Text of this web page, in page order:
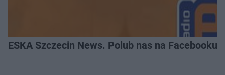
ESKA Szczecin News. Polub nas na Facebooku!